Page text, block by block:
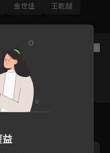
金世佳 王乾越
12